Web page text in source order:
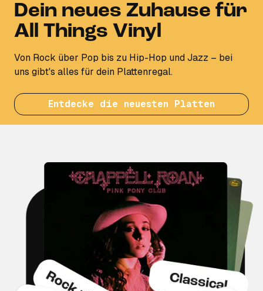
Dein neues Zuhause für
All Things Vinyl
Von Rock über Pop bis zu Hip-Hop und Jazz – bei
uns gibt's alles für dein Plattenregal.
Entdecke die neuesten Platten